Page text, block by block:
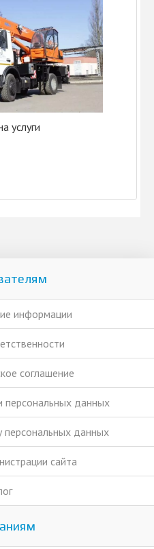
услуги
информации
соглашение
персональных данных
персональных данных
сайта